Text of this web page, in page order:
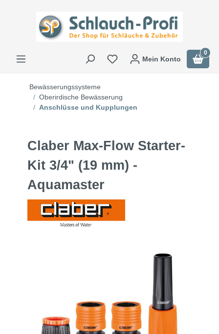
Mein Konto
0
Bewässerungssysteme
Oberirdische Bewässerung
Anschlüsse und Kupplungen
Claber Max-Flow Starter-
Kit 3/4" (19 mm) -
Aquamaster